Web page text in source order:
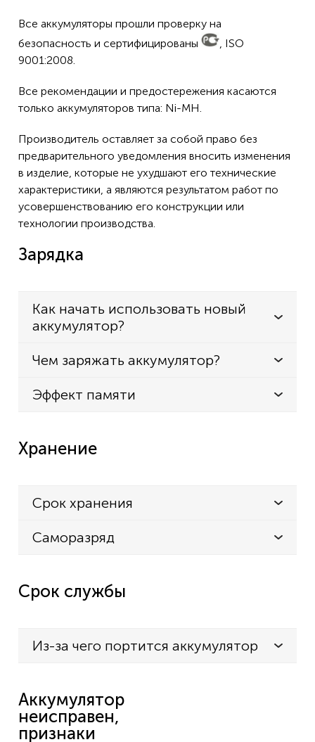
Все аккумуляторы прошли проверку на
безопасность и сертифицированы
, ISO
9001:2008.
Все рекомендации и предостережения касаются
только аккумуляторов типа: Ni-MH.
Производитель оставляет за собой право без
предварительного уведомления вносить изменения
в изделие, которые не ухудшают его технические
характеристики, а являются результатом работ по
усовершенствованию его конструкции или
технологии производства.
Зарядка
Как начать использовать новый
аккумулятор?
Чем заряжать аккумулятор?
Эффект памяти
Хранение
Срок хранения
Саморазряд
Срок службы
Из-за чего портится аккумулятор
Аккумулятор
неисправен,
признаки